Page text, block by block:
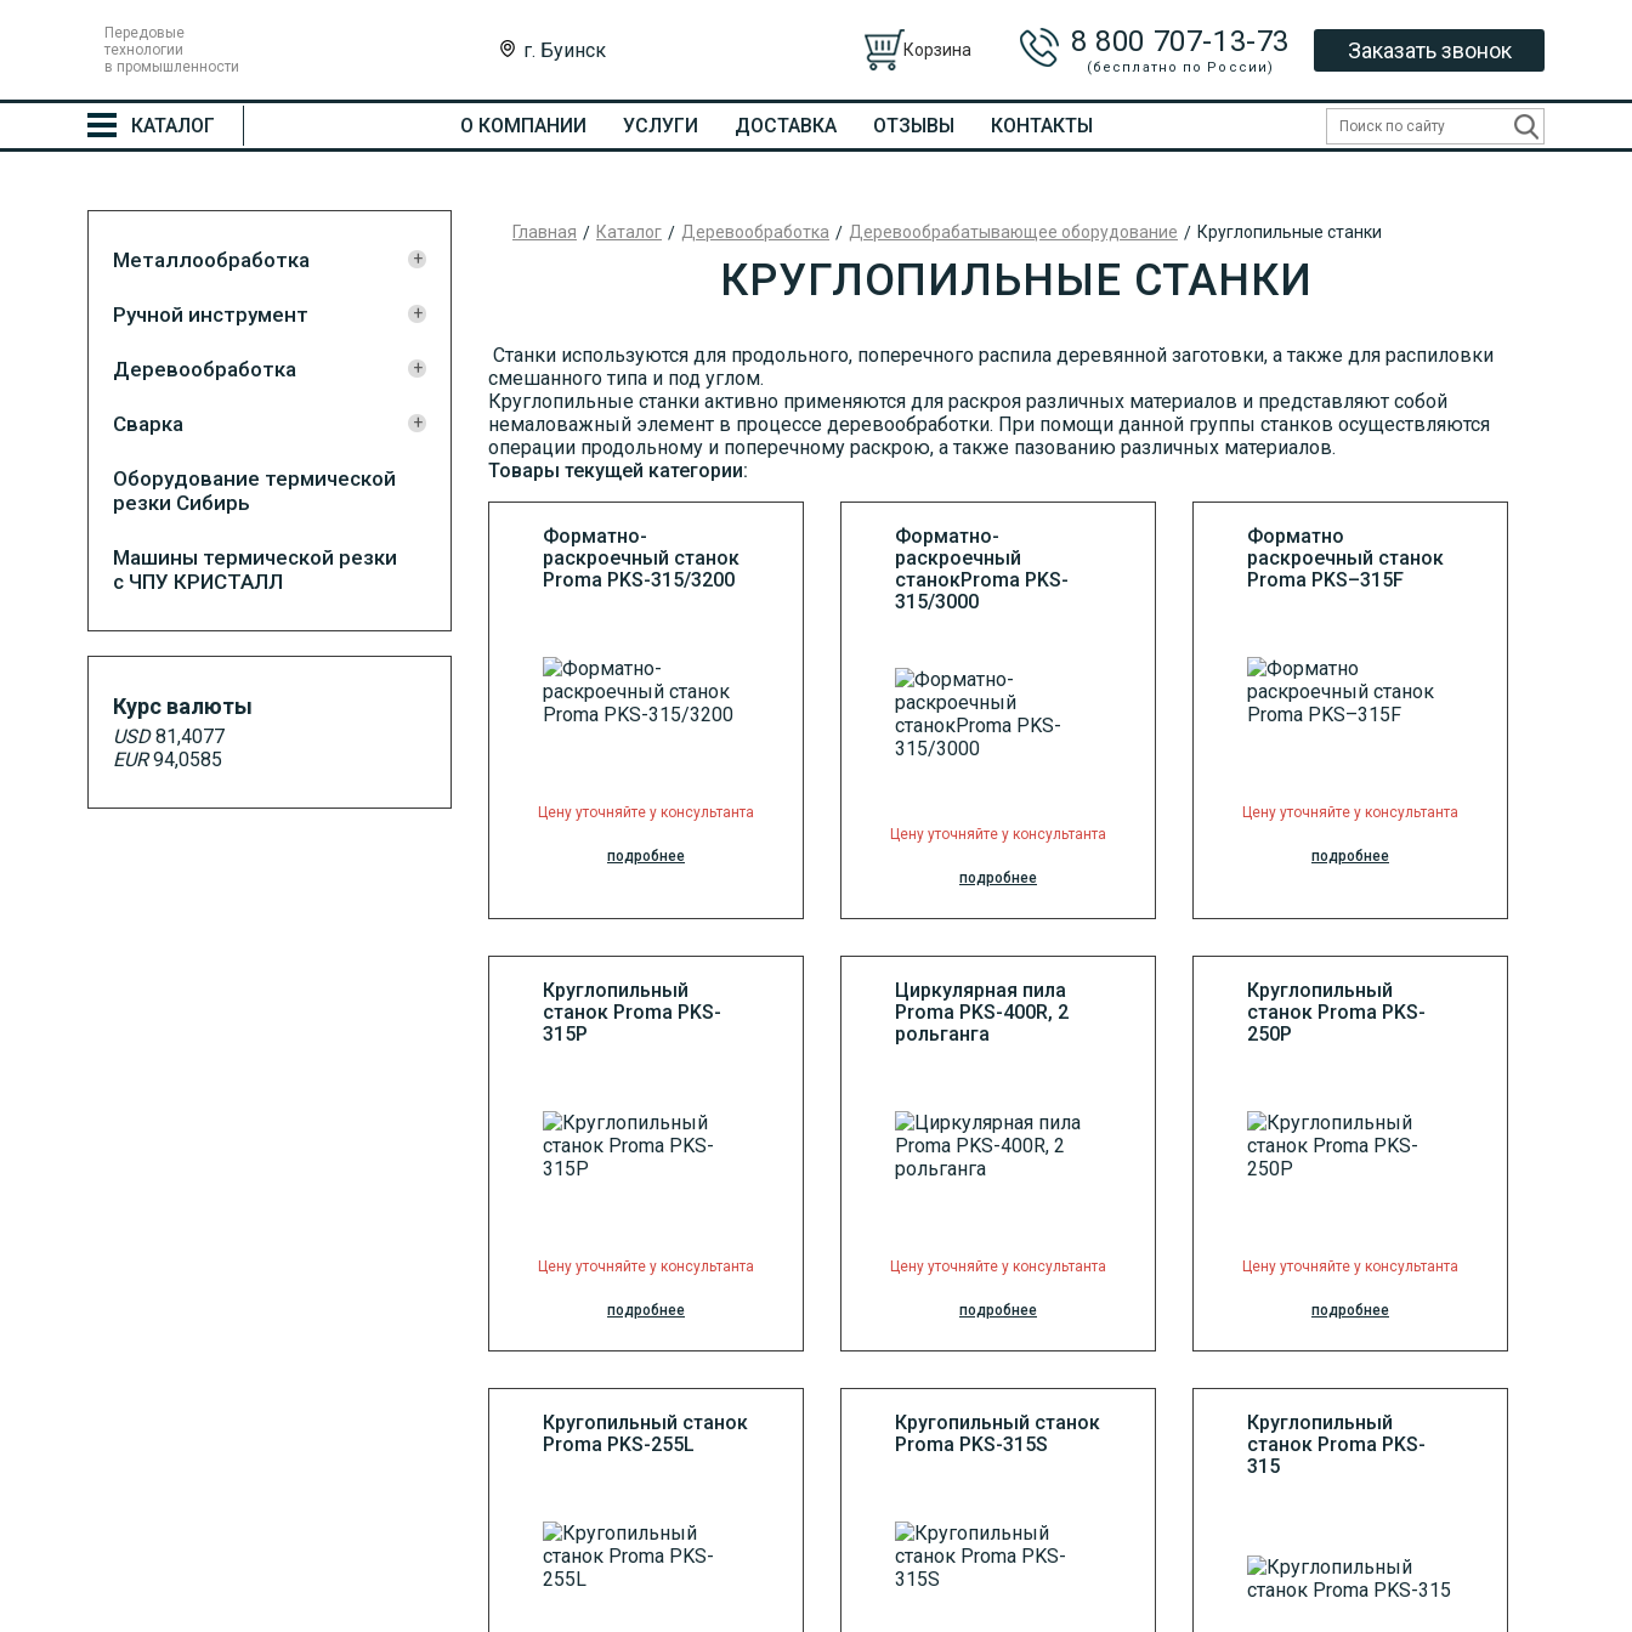
Передовые
технологии
в промышленности
г. Буинск Корзина 8 800 707-13-73
(бесплатно по России)
Заказать звонок
КАТАЛОГ О КОМПАНИИ УСЛУГИ ДОСТАВКА ОТЗЫВЫ КОНТАКТЫ
Металлообработка
Ручной инструмент
Деревообработка
Сварка
Оборудование термической
резки Сибирь
Машины термической резки
с ЧПУ КРИСТАЛЛ
Курс валюты
USD81,4077
EUR94,0585
Главная Каталог Деревообработка Деревообрабатывающее оборудование Круглопильные станки
КРУГЛОПИЛЬНЫЕ СТАНКИ
Станки используются для продольного, поперечного распила деревянной заготовки, а также для распиловки
смешанного типа и под углом.
Круглопильные станки активно применяются для раскроя различных материалов и представляют собой
немаловажный элемент в процессе деревообработки. При помощи данной группы станков осуществляются
операции продольному и поперечному раскрою, а также пазованию различных материалов.
Товары текущей категории:
Форматно-
раскроечный станок
Proma PKS-315/3200
Цену уточняйте у консультанта
подробнее
Форматно-
раскроечный
станокProma PKS-
315/3000
Цену уточняйте у консультанта
подробнее
Форматно
раскроечный станок
Proma PKS–315F
Цену уточняйте у консультанта
подробнее
Круглопильный
станок Proma PKS-
315P
Цену уточняйте у консультанта
подробнее
Циркулярная пила
Proma PKS-400R, 2
рольганга
Цену уточняйте у консультанта
подробнее
Круглопильный
станок Proma PKS-
250P
Цену уточняйте у консультанта
подробнее
Кругопильный станок
Proma PKS-255L
Кругопильный станок
Proma PKS-315S
Круглопильный
станок Proma PKS-
315